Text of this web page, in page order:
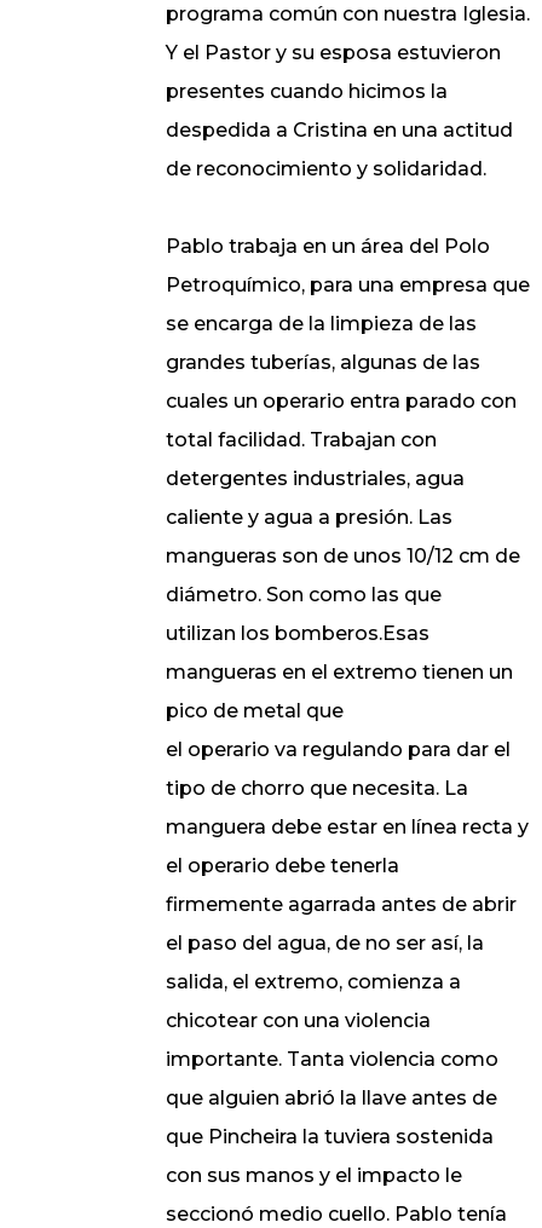
programa común con nuestra Iglesia.
Y el Pastor y su esposa estuvieron
presentes cuando hicimos la
despedida a Cristina en una actitud
de reconocimiento y solidaridad.
Pablo trabaja en un área del Polo
Petroquímico, para una empresa que
se encarga de la limpieza de las
grandes tuberías, algunas de las
cuales un operario entra parado con
total facilidad. Trabajan con
detergentes industriales, agua
caliente y agua a presión. Las
mangueras son de unos 10/12 cm de
diámetro. Son como las que
utilizan los bomberos.Esas
mangueras en el extremo tienen un
pico de metal que
el operario va regulando para dar el
tipo de chorro que necesita. La
manguera debe estar en línea recta y
el operario debe tenerla
firmemente agarrada antes de abrir
el paso del agua, de no ser así, la
salida, el extremo, comienza a
chicotear con una violencia
importante. Tanta violencia como
que alguien abrió la llave antes de
que Pincheira la tuviera sostenida
con sus manos y el impacto le
seccionó medio cuello. Pablo tenía